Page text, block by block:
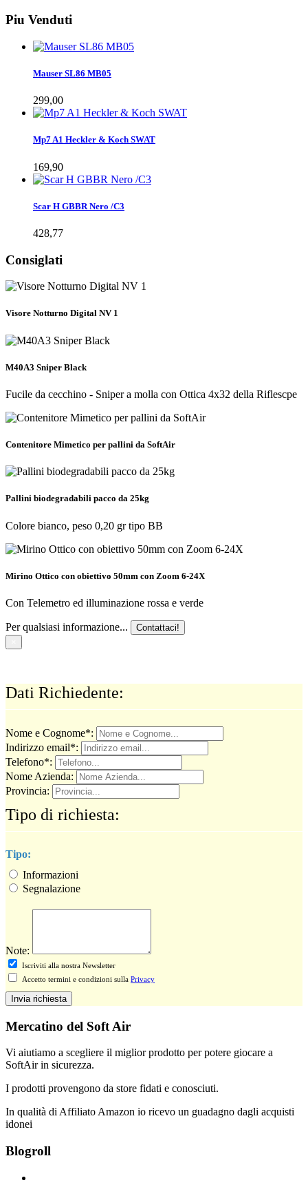
Piu Venduti
Mauser SL86 MB05
299,00
Mp7 A1 Heckler & Koch SWAT
169,90
Scar H GBBR Nero /C3
428,77
Consiglati
Visore Notturno Digital NV 1
M40A3 Sniper Black
Fucile da cecchino - Sniper a molla con Ottica 4x32 della Riflescpe
Contenitore Mimetico per pallini da SoftAir
Pallini biodegradabili pacco da 25kg
Colore bianco, peso 0,20 gr tipo BB
Mirino Ottico con obiettivo 50mm con Zoom 6-24X
Con Telemetro ed illuminazione rossa e verde
Per qualsiasi informazione...
Contattaci!
Dati Richiedente:
Nome e Cognome*:
Indirizzo email*:
Telefono*:
Nome Azienda:
Provincia:
Tipo di richiesta:
Tipo:
Informazioni
Segnalazione
Note:
Iscriviti alla nostra Newsletter
Accetto termini e condizioni sulla Privacy
Invia richiesta
Mercatino del Soft Air
Vi aiutiamo a scegliere il miglior prodotto per potere giocare a
SoftAir in sicurezza.
I prodotti provengono da store fidati e conosciuti.
In qualità di Affiliato Amazon io ricevo un guadagno dagli acquisti
idonei
Blogroll